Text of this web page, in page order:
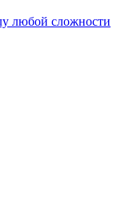
любой сложности